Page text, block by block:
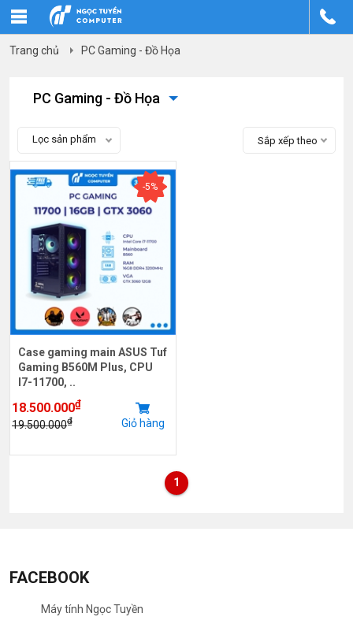
Trang chủ PC Gaming - Đồ Họa
PC Gaming - Đồ Họa
Lọc sản phẩm Sắp xếp theo
-5%
Case gaming main ASUS Tuf
Gaming B560M Plus, CPU
I7-11700, ..
18.500.000₫
19.500.000₫ Giỏ hàng
1
FACEBOOK
Máy tính Ngọc Tuyền